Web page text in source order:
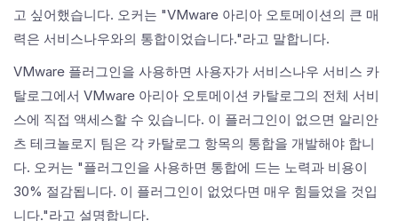
고 싶어했습니다. 오커는 "VMware 아리아 오토메이션의 큰 매
력은 서비스나우와의 통합이었습니다."라고 말합니다.
VMware 플러그인을 사용하면 사용자가 서비스나우 서비스 카
탈로그에서 VMware 아리아 오토메이션 카탈로그의 전체 서비
스에 직접 액세스할 수 있습니다. 이 플러그인이 없으면 알리안
츠 테크놀로지 팀은 각 카탈로그 항목의 통합을 개발해야 합니
다. 오커는 "플러그인을 사용하면 통합에 드는 노력과 비용이
30% 절감됩니다. 이 플러그인이 없었다면 매우 힘들었을 것입
니다."라고 설명합니다.